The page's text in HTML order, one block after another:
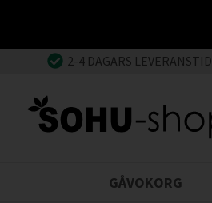
2-4 DAGARS LEVERANSTID
GÅVOKORG